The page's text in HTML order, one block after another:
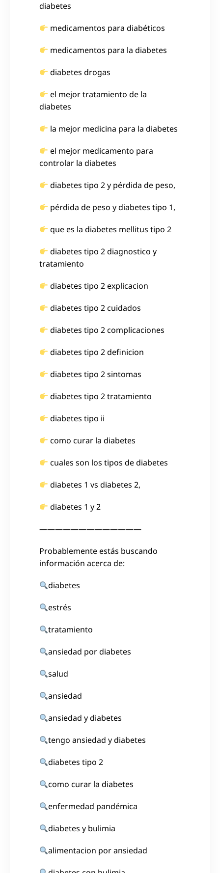
diabetes
medicamentos para diabéticos
medicamentos para la diabetes
diabetes drogas
el mejor tratamiento de la
diabetes
la mejor medicina para la diabetes
el mejor medicamento para
controlar la diabetes
diabetes tipo 2 y pérdida de peso,
pérdida de peso y diabetes tipo 1,
que es la diabetes mellitus tipo 2
diabetes tipo 2 diagnostico y
tratamiento
diabetes tipo 2 explicacion
diabetes tipo 2 cuidados
diabetes tipo 2 complicaciones
diabetes tipo 2 definicion
diabetes tipo 2 sintomas
diabetes tipo 2 tratamiento
diabetes tipo ii
como curar la diabetes
cuales son los tipos de diabetes
diabetes 1 vs diabetes 2,
diabetes 1 y 2
—————————————
Probablemente estás buscando
información acerca de:
diabetes
estrés
tratamiento
ansiedad por diabetes
salud
ansiedad
ansiedad y diabetes
tengo ansiedad y diabetes
diabetes tipo 2
como curar la diabetes
enfermedad pandémica
diabetes y bulimia
alimentacion por ansiedad